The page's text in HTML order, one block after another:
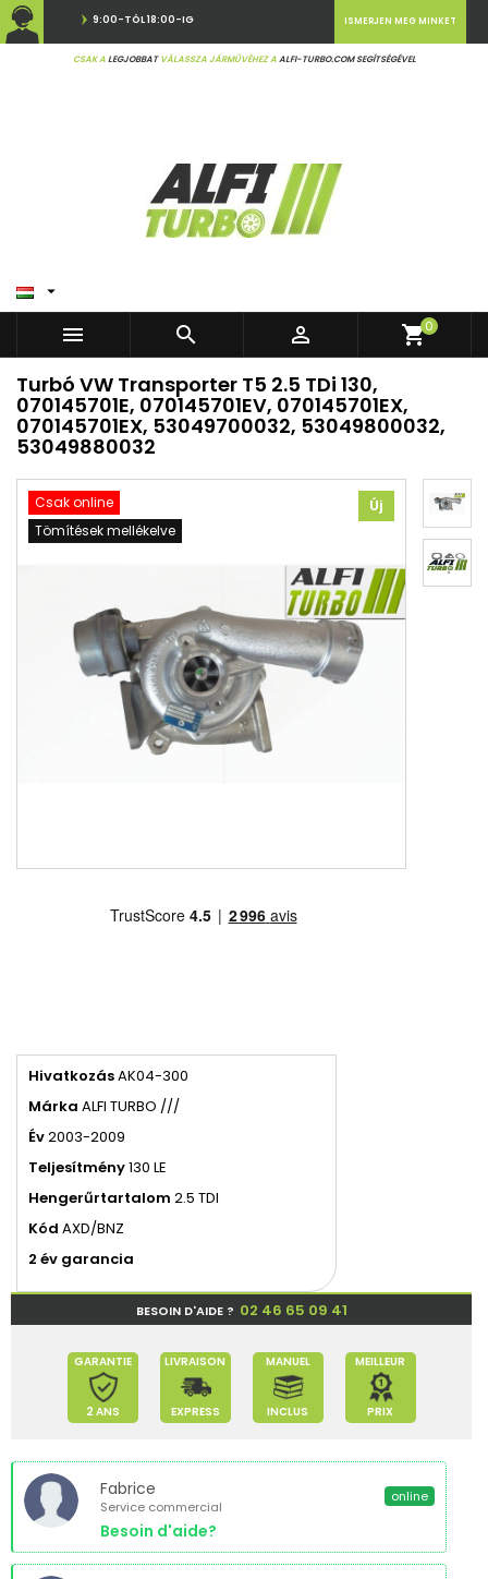
9:00-TÓL 18:00-IG
CSAK ALEGJOBBATVÁLASSZA JÁRMŰVÉHEZ AALFI-TURBO.COM SEGÍTSÉGÉVEL
ISMERJEN MEG MINKET

   shopping_cart0
Turbó VW Transporter T5 2.5 TDi 130,
070145701E, 070145701EV, 070145701EX,
070145701EX, 53049700032, 53049800032,
53049880032
Csak online
Tömítések mellékelve
Új
HivatkozásAK04-300
Márka ALFI TURBO ///
Év2003-2009
Teljesítmény130 LE
Hengerűrtartalom 2.5 TDI
Kód AXD/BNZ
2 év garancia
BESOIN D'AIDE ? 02 46 65 09 41
GARANTIE
2 ANS
LIVRAISON
EXPRESS
MANUEL
INCLUS
MEILLEUR
PRIX
Fabrice
Service commercial
Besoin d'aide?
online